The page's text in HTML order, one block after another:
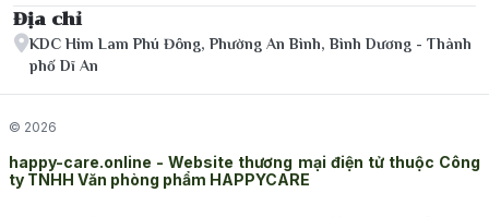
Địa chỉ
KDC Him Lam Phú Đông, Phường An Bình, Bình Dương - Thành
phố Dĩ An
© 2026
happy-care.online - Website thương mại điện tử thuộc Công
ty TNHH Văn phòng phẩm HAPPYCARE